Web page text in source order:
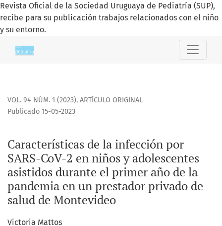
Revista Oficial de la Sociedad Uruguaya de Pediatría (SUP),
recibe para su publicación trabajos relacionados con el niño
y su entorno.
Características de la infección por SARS-CoV-2 en niños
VOL. 94 NÚM. 1 (2023), ARTÍCULO ORIGINAL
Características de la infección por
SARS-CoV-2 en niños y adolescentes
asistidos durante el primer año de la
pandemia en un prestador privado de
salud de Montevideo
Publicado 15-05-2023
Victoria Mattos